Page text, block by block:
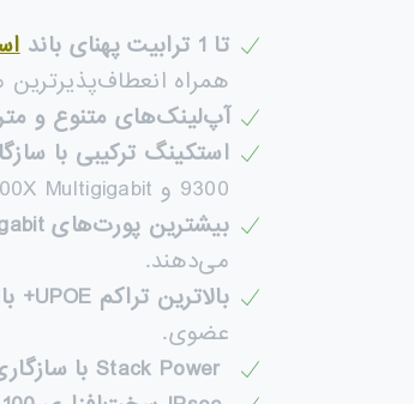
تا 1 ترابیت پهنای باند
همراه
آپ‌لینک‌های متنوع و
استکینگ ترکیبی با
9300 و Catalyst 9300X Multigigabit برای دسترسی به فیبر پرسرعت استک‌شونده.
بیشترین پورت‌هایMultigigabit
می‌دهند.
بالاترین تراکم
عضوی.
با